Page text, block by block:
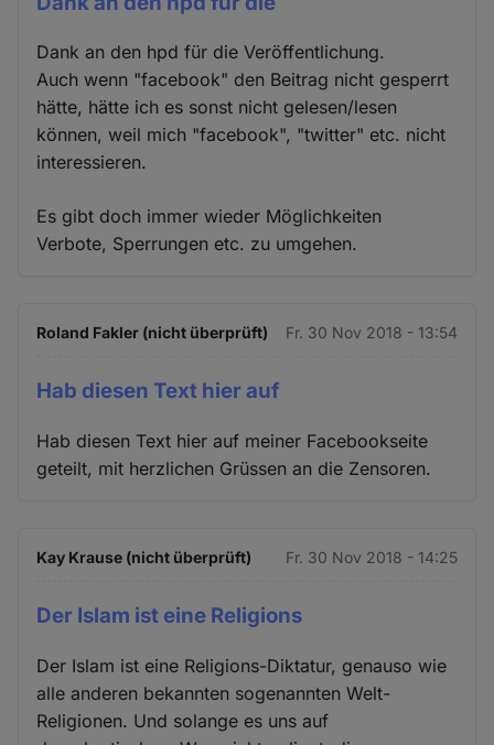
Dank an den hpd für die Veröffentlichung.
Auch wenn "facebook" den Beitrag nicht gesperrt
hätte, hätte ich es sonst nicht gelesen/lesen
können, weil mich "facebook", "twitter" etc. nicht
interessieren.
Es gibt doch immer wieder Möglichkeiten
Verbote, Sperrungen etc. zu umgehen.
Roland Fakler (nicht überprüft) Fr. 30 Nov 2018 - 13:54
Hab diesen Text hier auf
Hab diesen Text hier auf meiner Facebookseite
geteilt, mit herzlichen Grüssen an die Zensoren.
Kay Krause (nicht überprüft) Fr. 30 Nov 2018 - 14:25
Der Islam ist eine Religions
Der Islam ist eine Religions-Diktatur, genauso wie
alle anderen bekannten sogenannten Welt-
Religionen. Und solange es uns auf